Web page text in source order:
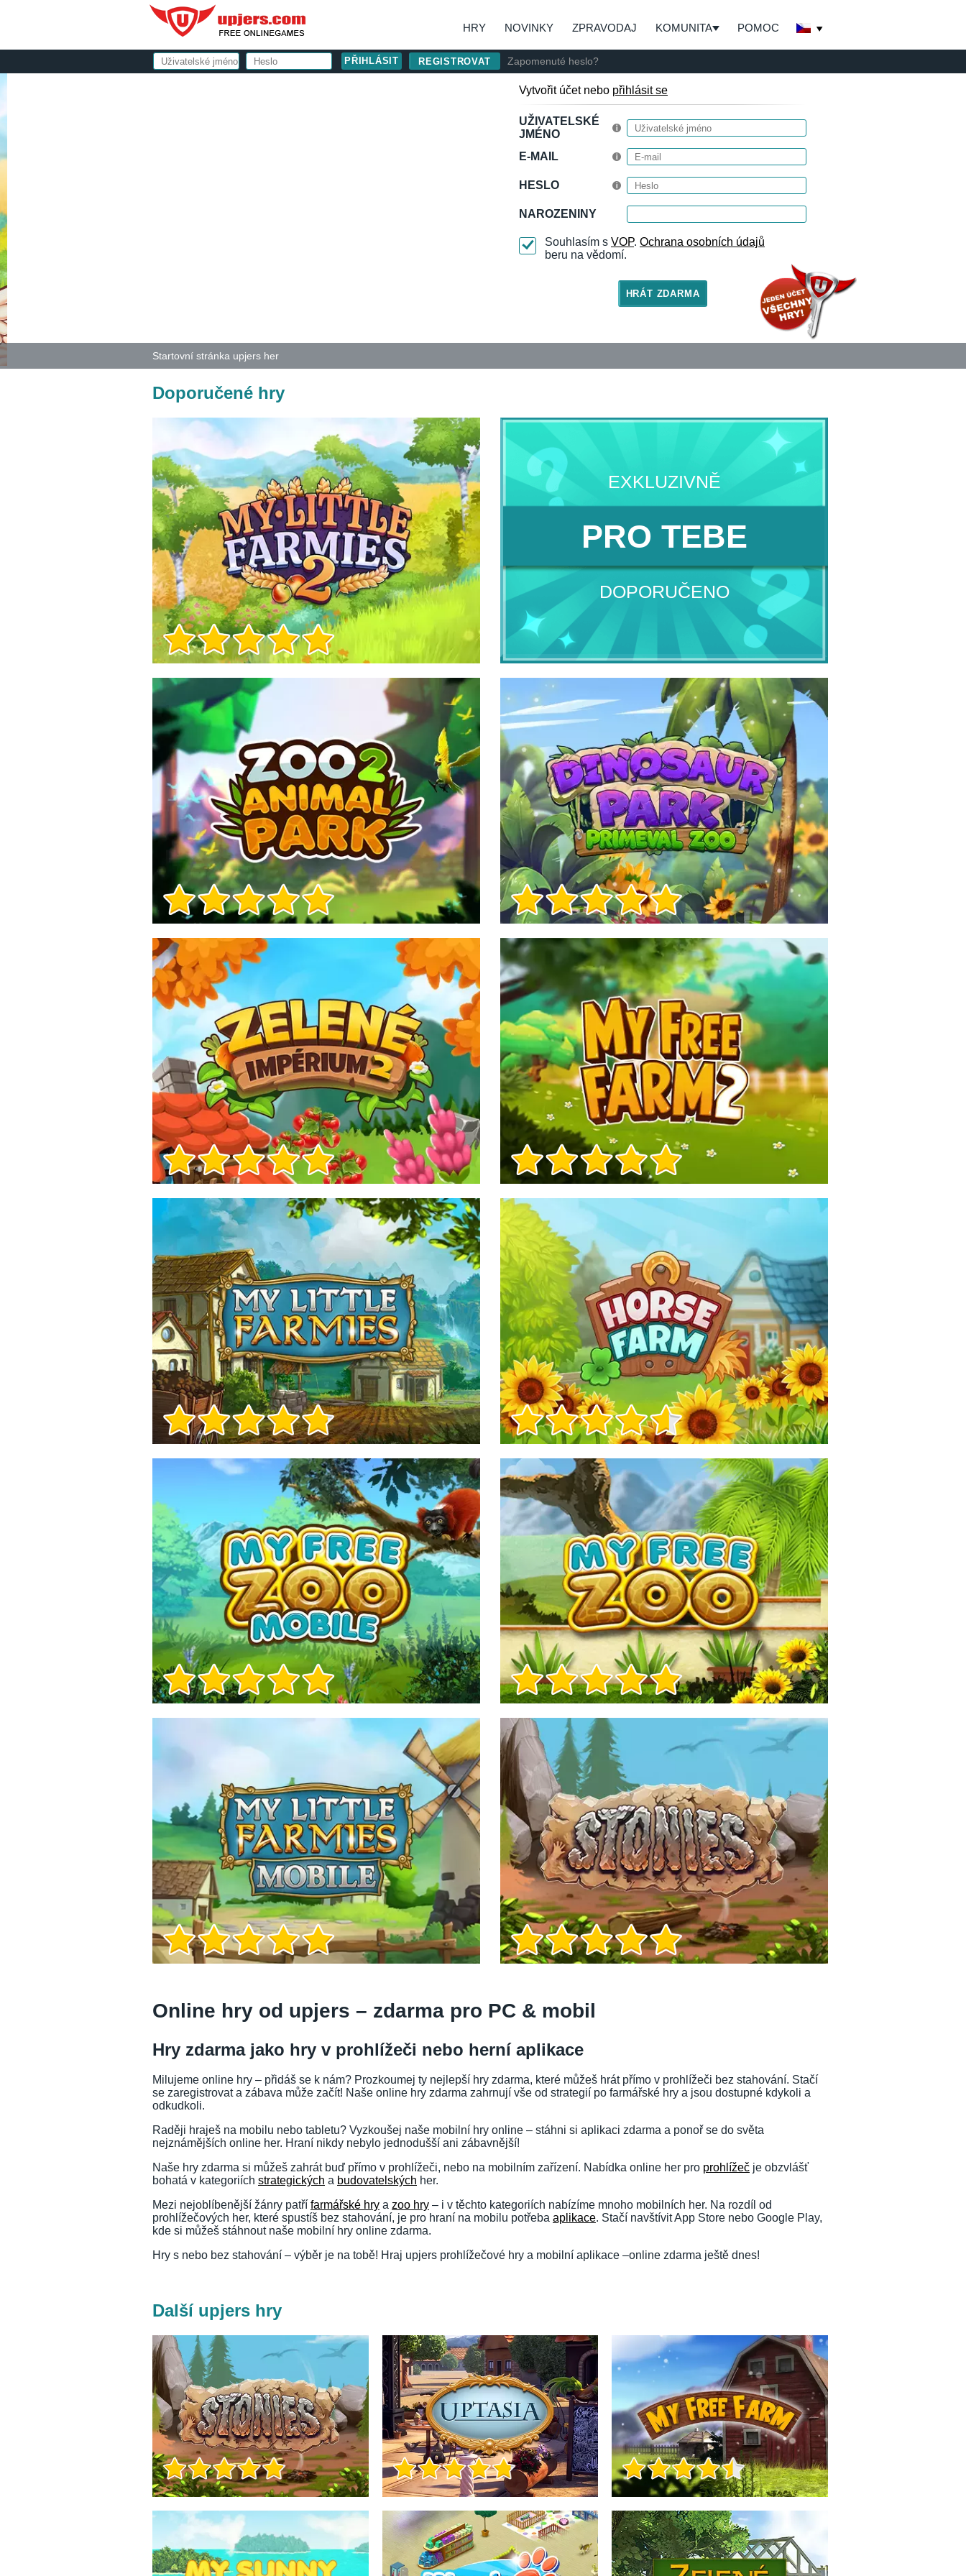
HRY NOVINKY ZPRAVODAJ KOMUNITA POMOC
REGISTROVAT Zapomenuté heslo?
Vytvořit účet nebo přihlásit se
UŽIVATELSKÉ
JMÉNO
E-MAIL
HESLO
NAROZENINY
Souhlasím s VOP. Ochrana osobních údajů
beru na vědomí.
Startovní stránka upjers her
Doporučené hry
Herní info
EXKLUZIVNĚ
PRO TEBE
DOPORUČENO
Herní info Herní info
Herní info
Herní info
Herní info
Herní info
Herní info Herní info
Herní info
Herní info
Online hry od upjers – zdarma pro PC & mobil
Hry zdarma jako hry v prohlížeči nebo herní aplikace
Milujeme online hry – přidáš se k nám? Prozkoumej ty nejlepší hry zdarma, které můžeš hrát přímo v prohlížeči bez stahování. Stačí
se zaregistrovat a zábava může začít! Naše online hry zdarma zahrnují vše od strategií po farmářské hry a jsou dostupné kdykoli a
odkudkoli.
Raději hraješ na mobilu nebo tabletu? Vyzkoušej naše mobilní hry online – stáhni si aplikaci zdarma a ponoř se do světa
nejznámějších online her. Hraní nikdy nebylo jednodušší ani zábavnější!
Naše hry zdarma si můžeš zahrát buď přímo v prohlížeči, nebo na mobilním zařízení. Nabídka online her pro prohlížeč je obzvlášť
bohatá v kategoriích strategických a budovatelských her.
Mezi nejoblíbenější žánry patří farmářské hry a zoo hry – i v těchto kategoriích nabízíme mnoho mobilních her. Na rozdíl od
prohlížečových her, které spustíš bez stahování, je pro hraní na mobilu potřeba aplikace. Stačí navštívit App Store nebo Google Play,
kde si můžeš stáhnout naše mobilní hry online zdarma.
Hry s nebo bez stahování – výběr je na tobě! Hraj upjers prohlížečové hry a mobilní aplikace –online zdarma ještě dnes!
Další upjers hry